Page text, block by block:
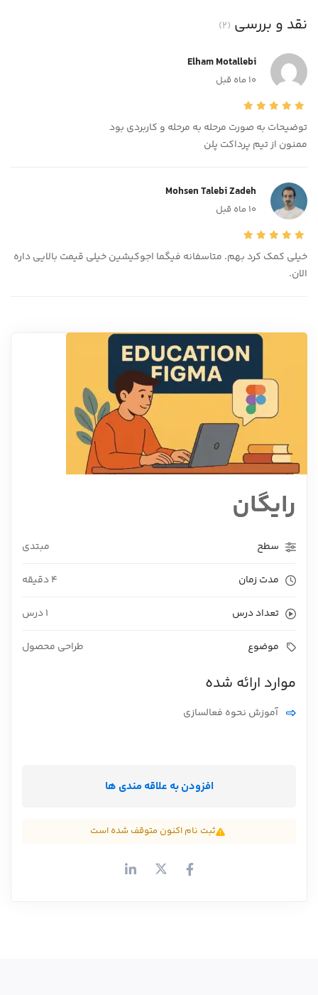
نقد و بررسی (2)
Elham Motallebi
10 ماه قبل
توضیحات به صورت مرحله به مرحله و کاربردی بود
ممنون از تیم پرداکت پلن
Mohsen Talebi Zadeh
10 ماه قبل
خیلی کمک کرد بهم. متاسفانه فیگما اجوکیشین خیلی قیمت بالایی داره
الان.
رایگان
سطح مبتدی
مدت زمان 4 دقیقه
تعداد درس 1 درس
موضوع طراحی محصول
موارد ارائه شده
آموزش نحوه فعالسازی
افزودن به علاقه مندی ها
ثبت نام اکنون متوقف شده است